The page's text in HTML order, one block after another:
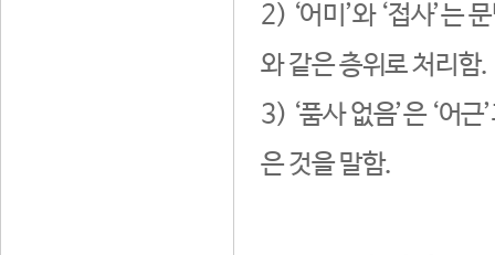
2) ‘어미’와 ‘접사’는
와 같은 층위로 처리함.
3) ‘품사 없음’은 ‘어
은 것을 말함.